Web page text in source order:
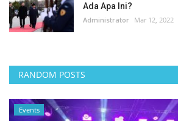
Ada Apa Ini?
Administrator Mar 12, 2022
RANDOM POSTS
Events